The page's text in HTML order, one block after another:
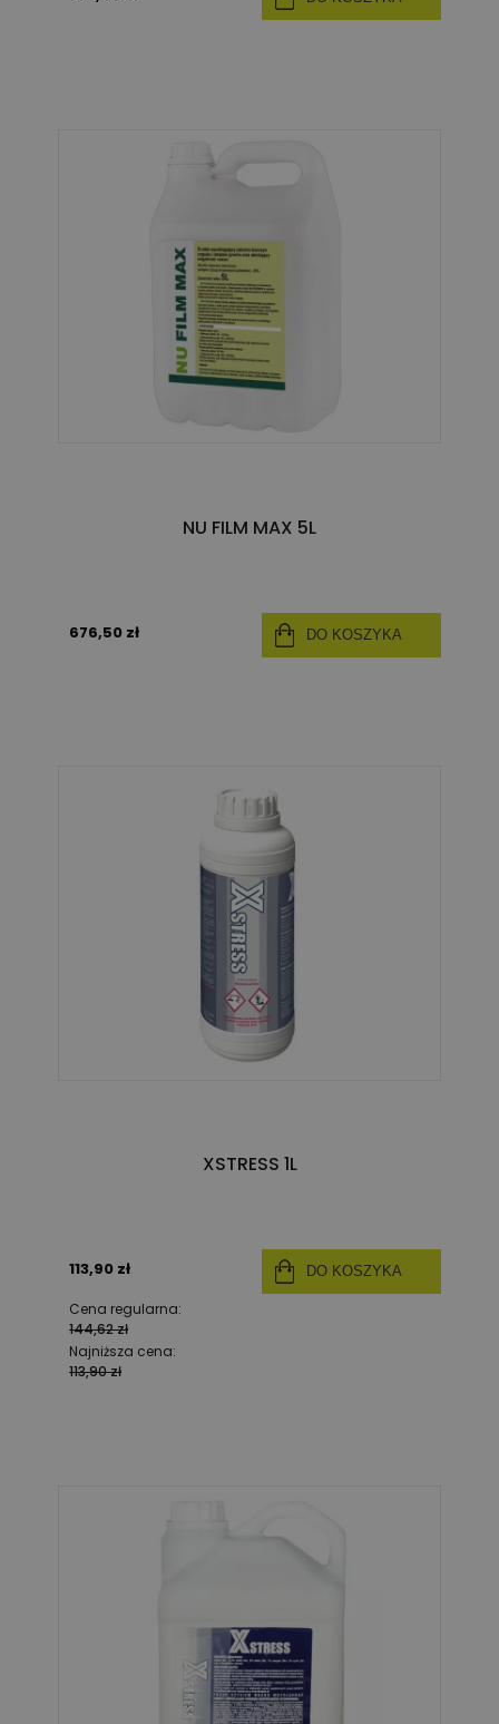
NU FILM MAX 5L
676,50 zł DO KOSZYKA
XSTRESS 1L
113,90 zł
Cena regularna:
144,62 zł
Najniższa cena:
113,90 zł
DO KOSZYKA